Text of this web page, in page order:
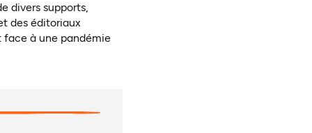
divers supports,
des éditoriaux
à une pandémie